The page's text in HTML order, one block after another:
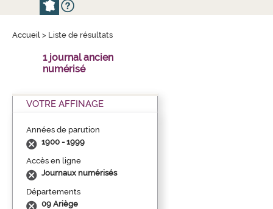
Accueil > Liste de résultats
1 journal ancien
numérisé
VOTRE AFFINAGE
Années de parution
1900 - 1999
Accès en ligne
Journaux numérisés
Départements
09 Ariège